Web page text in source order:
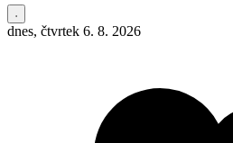
dnes, čtvrtek 6. 8. 2026